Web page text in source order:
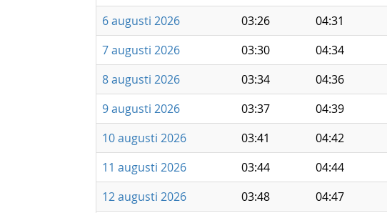
6 augusti 2026
03:26 04:31
7 augusti 2026
03:30 04:34
8 augusti 2026
03:34 04:36
9 augusti 2026
03:37 04:39
10 augusti 2026
03:41 04:42
11 augusti 2026
03:44 04:44
12 augusti 2026
03:48 04:47